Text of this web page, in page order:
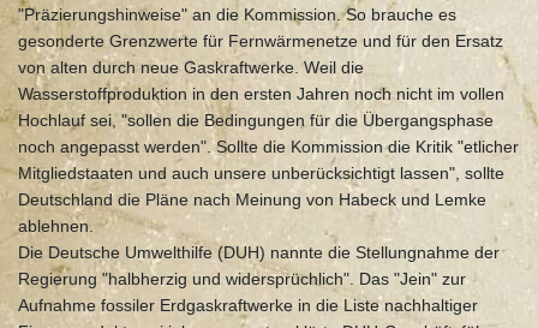
"Präzierungshinweise" an die Kommission. So brauche es
gesonderte Grenzwerte für Fernwärmenetze und für den Ersatz
von alten durch neue Gaskraftwerke. Weil die
Wasserstoffproduktion in den ersten Jahren noch nicht im vollen
Hochlauf sei, "sollen die Bedingungen für die Übergangsphase
noch angepasst werden". Sollte die Kommission die Kritik "etlicher
Mitgliedstaaten und auch unsere unberücksichtigt lassen", sollte
Deutschland die Pläne nach Meinung von Habeck und Lemke
ablehnen.
Die Deutsche Umwelthilfe (DUH) nannte die Stellungnahme der
Regierung "halbherzig und widersprüchlich". Das "Jein" zur
Aufnahme fossiler Erdgaskraftwerke in die Liste nachhaltiger